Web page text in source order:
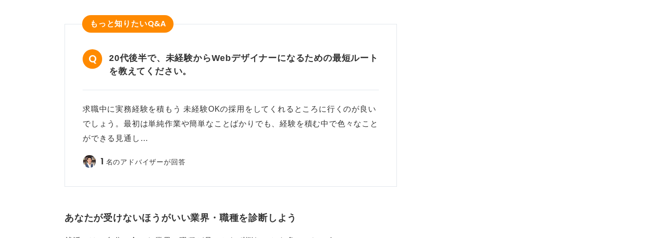
もっと知りたいQ&A
20代後半で、未経験からWebデザイナーになるための最短ルート
を教えてください。
求職中に実務経験を積もう 未経験OKの採用をしてくれるところに行くのが良い
でしょう。最初は単純作業や簡単なことばかりでも、経験を積む中で色々なこと
ができる見通し…
1 名のアドバイザーが回答
あなたが受けないほうがいい業界・職種を診断しよう